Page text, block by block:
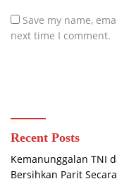
Save my name,
next time I comment.
Recent Posts
Kemanunggalan TNI
Bersihkan Parit